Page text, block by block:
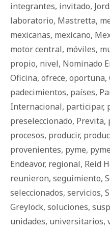
integrantes, invitado,
laboratorio, Mastretta,
mexicanas, mexicano,
motor central, móviles,
propio, nivel, Nominado
Oficina, ofrece, oportuna,
padecimientos, países,
Internacional, participar,
preseleccionado, Previta,
procesos, producir,
provenientes, pyme,
Endeavor, regional, Reid
reunieron, seguimiento,
seleccionados, servicios,
Greylock, soluciones,
unidades, universitarios,